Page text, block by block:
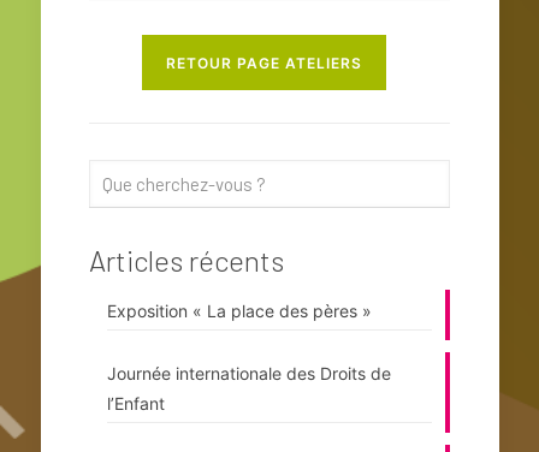
RETOUR PAGE ATELIERS
Articles récents
Exposition « La place des pères »
Journée internationale des Droits de
l’Enfant